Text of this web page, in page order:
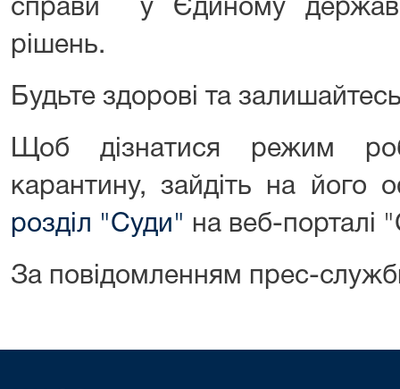
справи у Єдиному
рішень.
Будьте здорові та
Щоб дізнатися режим
карантину, зайдіть на його
розділ "Суди" на веб-порталі
За повідомленням прес-